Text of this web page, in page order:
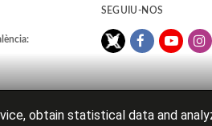
SEGUIU-NOS
obtain statistical data and